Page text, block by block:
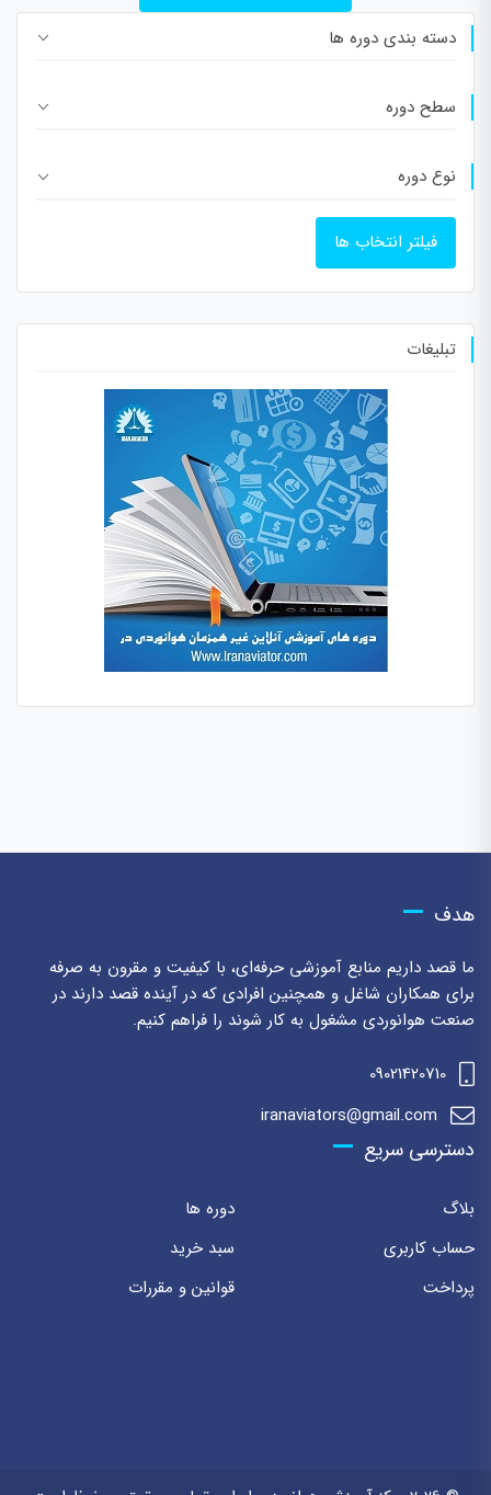
دسته بندی دوره ها
سطح دوره
نوع دوره
فیلتر انتخاب ها
تبلیغات
هدف
ما قصد داریم منابع آموزشی حرفه‌ای، با کیفیت و مقرون به صرفه
برای همکاران شاغل و همچنین افرادی که در آینده قصد دارند در
صنعت هوانوردی مشغول به کار شوند را فراهم کنیم.
09021420710
iranaviators@gmail.com
دسترسی سریع
بلاگ
دوره ها
حساب کاربری
سبد خرید
پرداخت
قوانین و مقررات